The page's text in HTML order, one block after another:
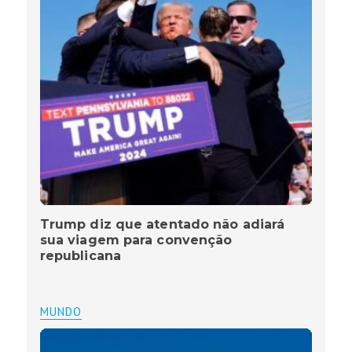
Trump diz que atentado não adiará
sua viagem para convenção
republicana
MUNDO